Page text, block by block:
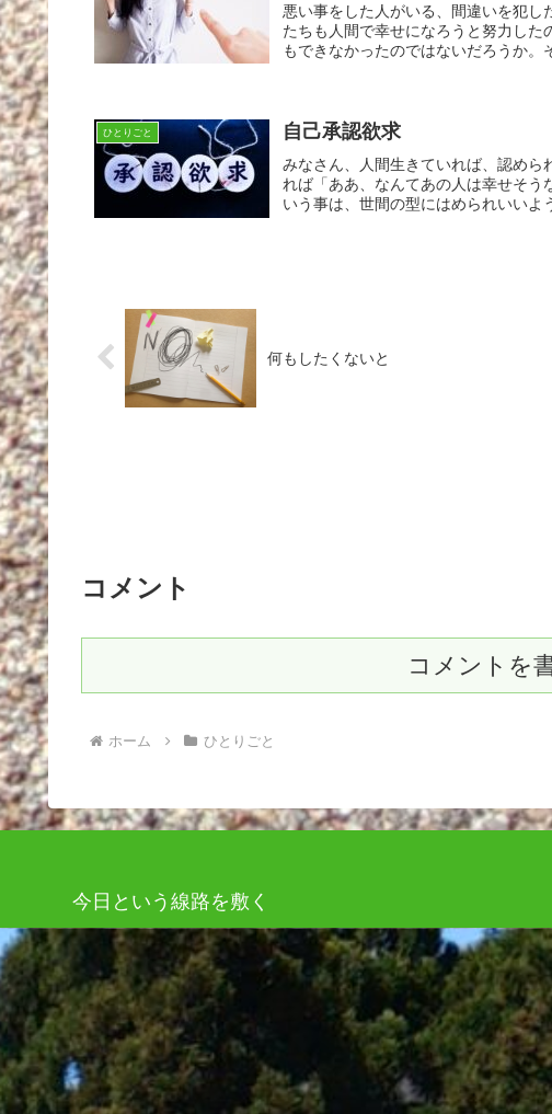
悪い事をした人がいる、間違いを犯し
たちも人間で幸せになろうと努力した
もできなかったのではないだろうか。
ひとりごと 自己承認欲求
みなさん、人間生きていれば、認めら
れば「ああ、なんてあの人は幸せそう
いう事は、世間の型にはめられいいよ
何もしたくないと
コメント
コメントを
ホーム ひとりごと
今日という線路を敷く